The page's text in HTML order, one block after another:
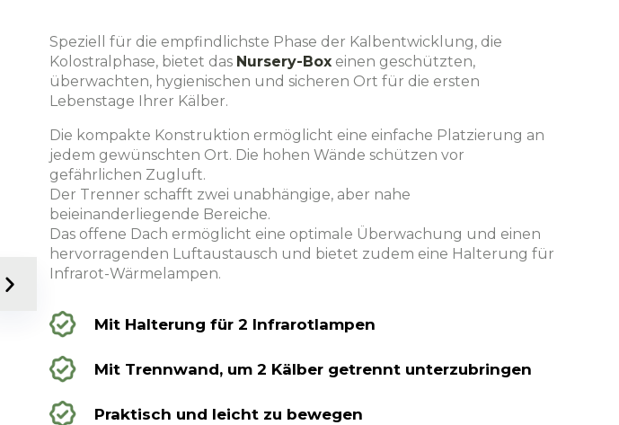
Speziell für die empfindlichste Phase der Kalbentwicklung, die
Kolostralphase, bietet das Nursery-Box einen geschützten,
überwachten, hygienischen und sicheren Ort für die ersten
Lebenstage Ihrer Kälber.
Die kompakte Konstruktion ermöglicht eine einfache Platzierung an
jedem gewünschten Ort. Die hohen Wände schützen vor
gefährlichen Zugluft.
Der Trenner schafft zwei unabhängige, aber nahe
beieinanderliegende Bereiche.
Das offene Dach ermöglicht eine optimale Überwachung und einen
hervorragenden Luftaustausch und bietet zudem eine Halterung für
Infrarot-Wärmelampen.
Mit Halterung für 2 Infrarotlampen
Mit Trennwand, um 2 Kälber getrennt unterzubringen
Praktisch und leicht zu bewegen
gelesen und akzeptiere sie